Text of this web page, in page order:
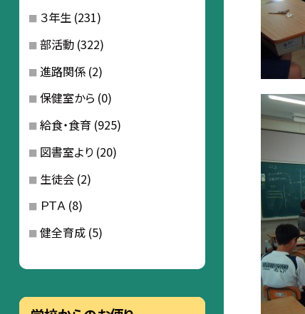
３年生 (231)
部活動 (322)
進路関係 (2)
保健室から (0)
給食・食育 (925)
図書室より (20)
生徒会 (2)
ＰＴＡ (8)
健全育成 (5)